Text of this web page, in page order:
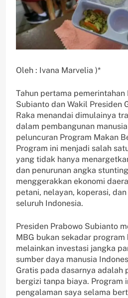
Oleh : Ivana Marvelia )*
Tahun pertama pemerintahan
Subianto dan Wakil Presiden
Raka menandai dimulainya
dalam pembangunan
peluncuran Program Makan
Program ini menjadi salah
yang tidak hanya
dan penurunan angka
menggerakkan ekonomi
petani, nelayan, koperasi,
seluruh Indonesia.
Presiden Prabowo Subianto
MBG bukan sekadar program
melainkan investasi jangka
sumber daya manusia
Gratis pada dasarnya adalah
bergizi tanpa biaya. Program
pengalaman saya selama